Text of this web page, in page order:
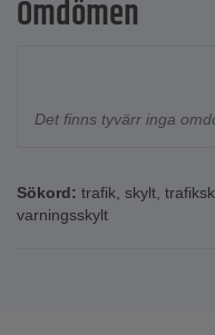
Omdömen
Det finns tyvärr inga
Sökord: trafik, skylt,
varningsskylt